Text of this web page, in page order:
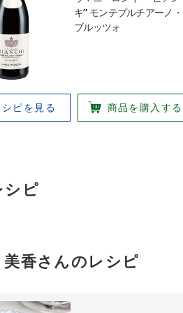
キ” モンテプルチアーノ
ブルッツォ
ピを見る 商品を購入する
シピ
香さんのレシピ